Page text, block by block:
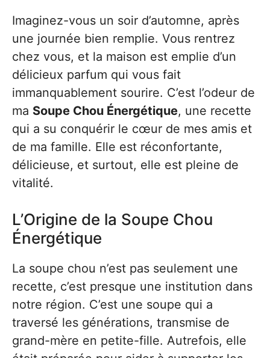
Imaginez-vous un soir d’automne, après
une journée bien remplie. Vous rentrez
chez vous, et la maison est emplie d’un
délicieux parfum qui vous fait
immanquablement sourire. C’est l’odeur de
ma Soupe Chou Énergétique, une recette
qui a su conquérir le cœur de mes amis et
de ma famille. Elle est réconfortante,
délicieuse, et surtout, elle est pleine de
vitalité.
L’Origine de la Soupe Chou
Énergétique
La soupe chou n’est pas seulement une
recette, c’est presque une institution dans
notre région. C’est une soupe qui a
traversé les générations, transmise de
grand-mère en petite-fille. Autrefois, elle